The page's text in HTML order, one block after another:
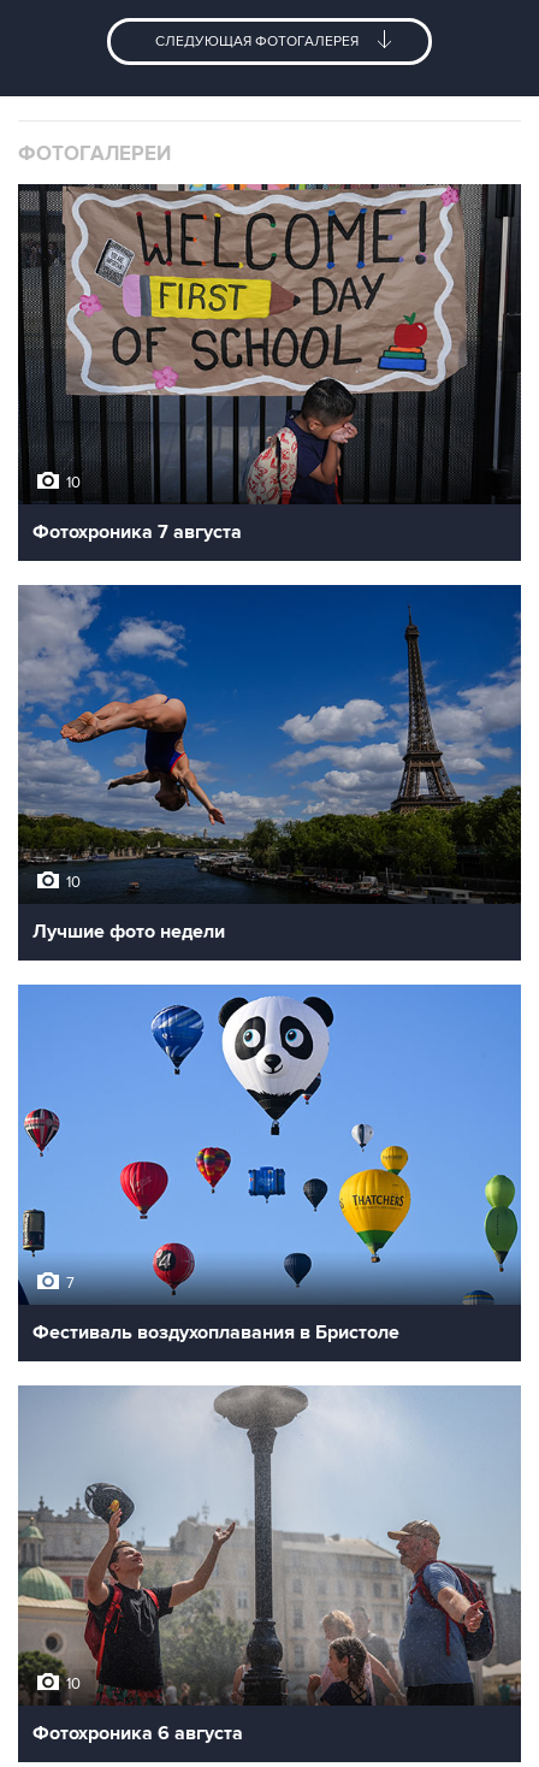
СЛЕДУЮЩАЯ ФОТОГАЛЕРЕЯ
ФОТОГАЛЕРЕИ
10
Фотохроника 7 августа
10
Лучшие фото недели
7
Фестиваль воздухоплавания в Бристоле
10
Фотохроника 6 августа